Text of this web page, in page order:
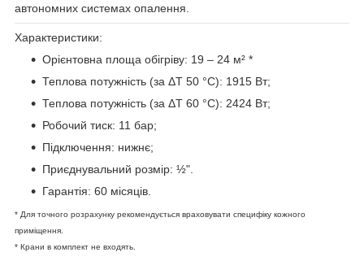
автономних системах опалення.
Характеристики:
Орієнтовна площа обігріву: 19 – 24 м² *
Теплова потужність (за ΔT 50 °C): 1915 Вт;
Теплова потужність (за ΔT 60 °C): 2424 Вт;
Робочий тиск: 11 бар;
Підключення: нижнє;
Приєднувальний розмір: ½".
Гарантія: 60 місяців.
* Для точного розрахунку рекомендується враховувати специфіку кожного
приміщення.
* Крани в комплект не входять.